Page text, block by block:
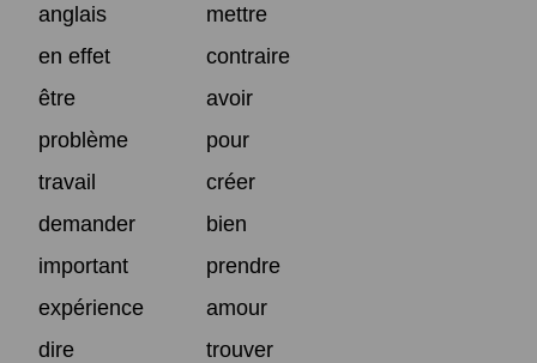
anglais
mettre
en effet
contraire
être
avoir
problème
pour
travail
créer
demander
bien
important
prendre
expérience
amour
dire
trouver